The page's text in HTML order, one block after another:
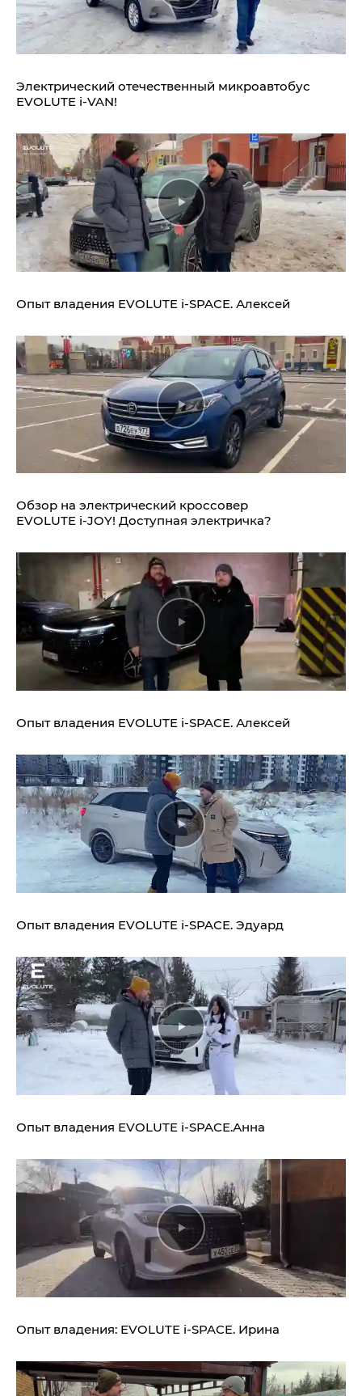
Электрический отечественный микроавтобус
EVOLUTE i‑VAN!
Опыт владения EVOLUTE i‑SPACE. Алексей
Обзор на электрический кроссовер
EVOLUTE i‑JOY! Доступная электричка?
Опыт владения EVOLUTE i‑SPACE. Алексей
Опыт владения EVOLUTE i‑SPACE. Эдуард
Опыт владения EVOLUTE i‑SPACE.Анна
Опыт владения: EVOLUTE i‑SPACE. Ирина